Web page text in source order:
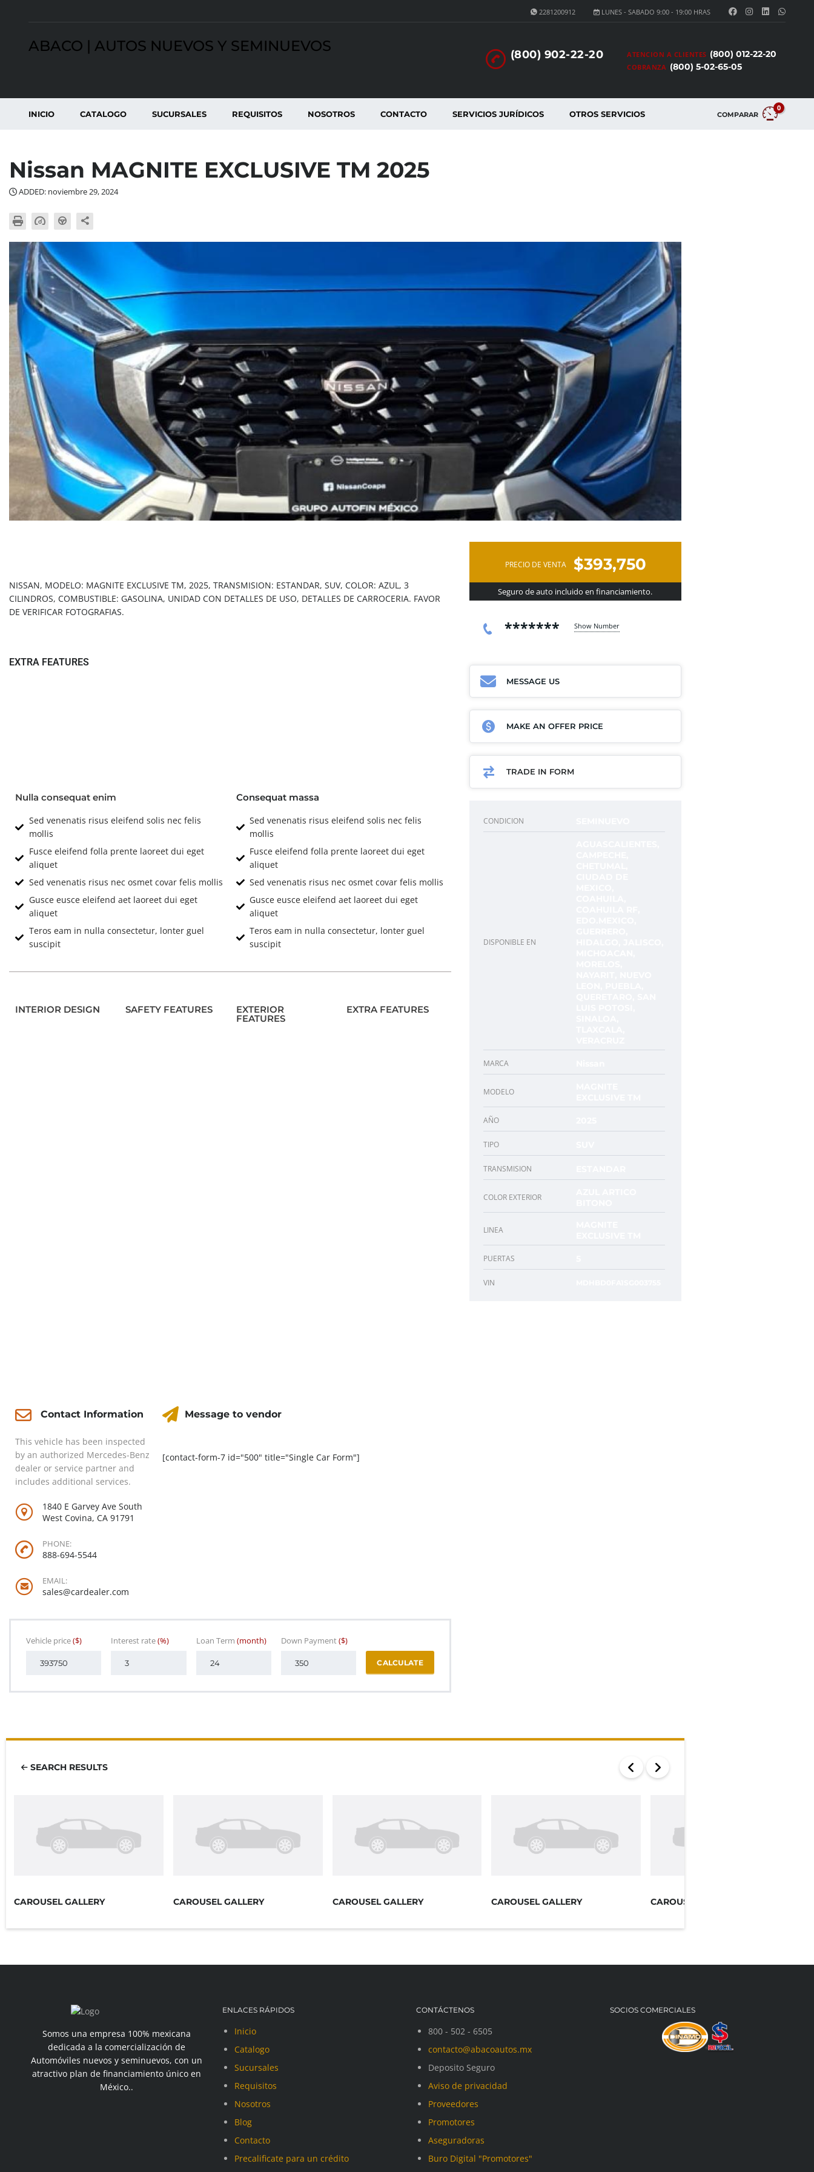
LUNES - SABADO 9:00 - 19:00 HRAS
2281200912
ABACO | AUTOS NUEVOS Y SEMINUEVOS ATENCION A CLIENTES (800) 012-22-20
COBRANZA (800) 5-02-65-05
(800) 902-22-20
COMPARAR
0
INICIO CATALOGO SUCURSALES REQUISITOS NOSOTROS CONTACTO SERVICIOS JURÍDICOS OTROS SERVICIOS
Nissan MAGNITE EXCLUSIVE TM 2025
ADDED: noviembre 29, 2024
NISSAN, MODELO: MAGNITE EXCLUSIVE TM, 2025, TRANSMISION: ESTANDAR, SUV, COLOR: AZUL, 3
CILINDROS, COMBUSTIBLE: GASOLINA, UNIDAD CON DETALLES DE USO, DETALLES DE CARROCERIA. FAVOR
DE VERIFICAR FOTOGRAFIAS.
EXTRA FEATURES
Nulla consequat enim
Sed venenatis risus eleifend solis nec felis
mollis
Fusce eleifend folla prente laoreet dui eget
aliquet
Sed venenatis risus nec osmet covar felis mollis
Gusce eusce eleifend aet laoreet dui eget
aliquet
Teros eam in nulla consectetur, lonter guel
suscipit
Consequat massa
Sed venenatis risus eleifend solis nec felis
mollis
Fusce eleifend folla prente laoreet dui eget
aliquet
Sed venenatis risus nec osmet covar felis mollis
Gusce eusce eleifend aet laoreet dui eget
aliquet
Teros eam in nulla consectetur, lonter guel
suscipit
INTERIOR DESIGN SAFETY FEATURES EXTERIOR
FEATURES
EXTRA FEATURES
Contact Information
This vehicle has been inspected
by an authorized Mercedes-Benz
dealer or service partner and
includes additional services.
1840 E Garvey Ave South
West Covina, CA 91791
PHONE:
888-694-5544
EMAIL:
sales@cardealer.com
Message to vendor
[contact-form-7 id="500" title="Single Car Form"]
Vehicle price($) Interest rate(%) Loan Term (month) Down Payment($)
CALCULATE
PRECIO DE VENTA $393,750
Seguro de auto incluido en financiamiento.
******* Show Number
MESSAGE US
MAKE AN OFFER PRICE
TRADE IN FORM
CONDICION
DISPONIBLE EN
MARCA
MODELO
AÑO
TIPO
TRANSMISION
COLOR EXTERIOR
LINEA
PUERTAS
VIN
SEARCH RESULTS
CAROUSEL GALLERY CAROUSEL GALLERY CAROUSEL GALLERY CAROUSEL GALLERY CAROUSEL GALLERY
Somos una empresa 100% mexicana
dedicada a la comercialización de
Automóviles nuevos y seminuevos, con un
atractivo plan de financiamiento único en
México..
ENLACES RÁPIDOS
Inicio
Catalogo
Sucursales
Requisitos
Nosotros
Blog
Contacto
Precalificate para un crédito
CONTÁCTENOS
800 - 502 - 6505
contacto@abacoautos.mx
Deposito Seguro
Aviso de privacidad
Proveedores
Promotores
Aseguradoras
Buro Digital "Promotores"
SOCIOS COMERCIALES